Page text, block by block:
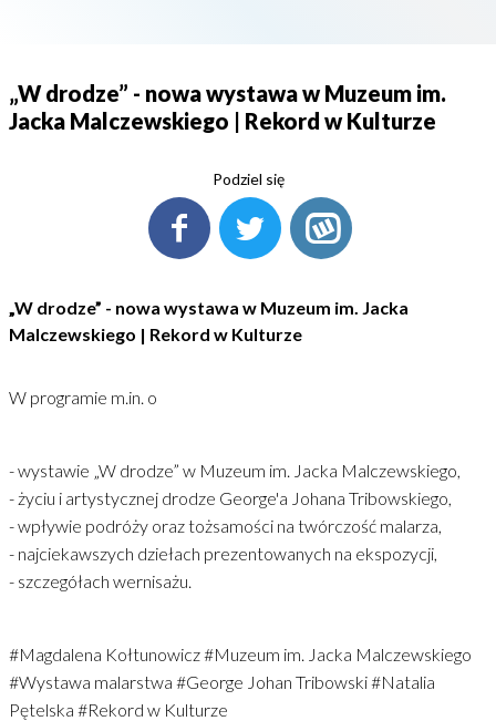
„W drodze” - nowa wystawa w Muzeum im.
Jacka Malczewskiego | Rekord w Kulturze
Podziel się
„W drodze” - nowa wystawa w Muzeum im. Jacka
Malczewskiego | Rekord w Kulturze
W programie m.in. o
- wystawie „W drodze” w Muzeum im. Jacka Malczewskiego,
- życiu i artystycznej drodze George'a Johana Tribowskiego,
- wpływie podróży oraz tożsamości na twórczość malarza,
- najciekawszych dziełach prezentowanych na ekspozycji,
- szczegółach wernisażu.
#Magdalena Kołtunowicz #Muzeum im. Jacka Malczewskiego
#Wystawa malarstwa #George Johan Tribowski #Natalia
Pętelska #Rekord w Kulturze